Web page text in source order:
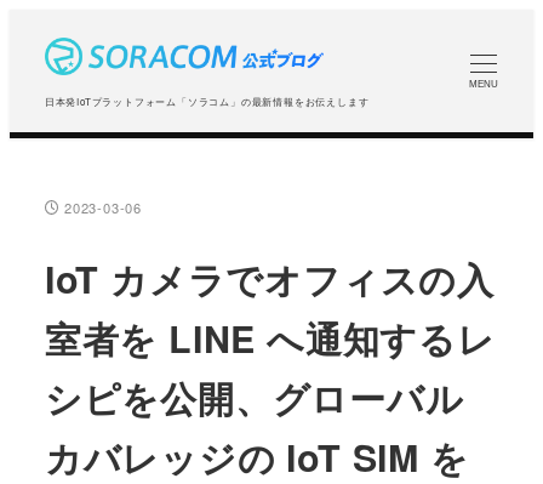
コ
日本発IoTプラットフォーム「ソラコム」の最新情報をお伝えします
MENU
投稿日
2023-03-06
IoT カメラでオフィスの入
室者を LINE へ通知するレ
シピを公開、グローバル
カバレッジの IoT SIM を